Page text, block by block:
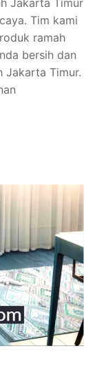
Tim kami
ramah
bersih dan
Jakarta Timur.